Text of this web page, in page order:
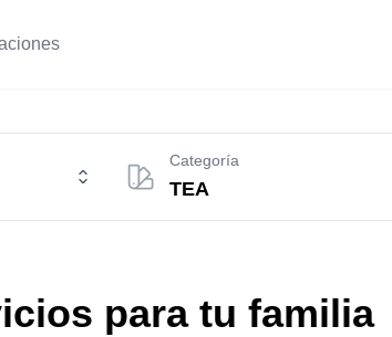
Categoría
para tu familia